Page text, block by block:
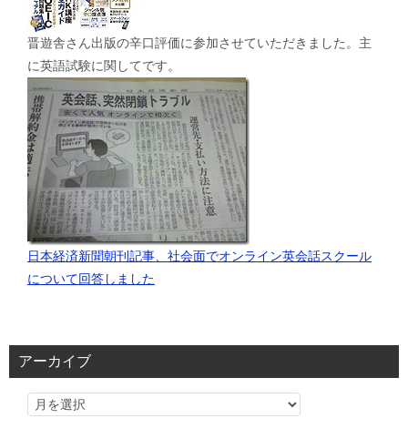
晋遊舎さん出版の辛口評価に参加させていただきました。主
に英語試験に関してです。
日本経済新聞朝刊記事、社会面でオンライン英会話スクール
について回答しました
アーカイブ